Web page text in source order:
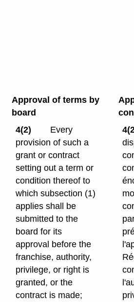
Approval of terms by
board
4(2)
Every
provision of such a
grant or contract
setting out a term or
condition thereof to
which subsection (1)
applies shall be
submitted to the
board for its
approval before the
franchise, authority,
privilege, or right is
granted, or the
contract is made;